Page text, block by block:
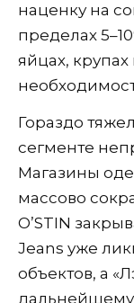
наценку на
пределах
яйцах,
Гораздо
сегменте
Магазины
массово
O’STIN
Jeans уже
объектов, а